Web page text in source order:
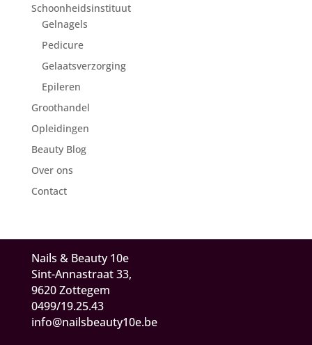
Schoonheidsinstituut
Gelnagels
Pedicure
Gelaatsverzorging
Epileren
Groothandel
Opleidingen
Beauty Blog
Over ons
Contact
Nails & Beauty 10e
Sint-Annastraat 33,
9620 Zottegem
0499/19.25.43
info@nailsbeauty10e.be